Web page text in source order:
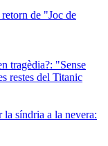
de "Joc de
tragèdia?: "Sense
restes del Titanic
síndria a la nevera: